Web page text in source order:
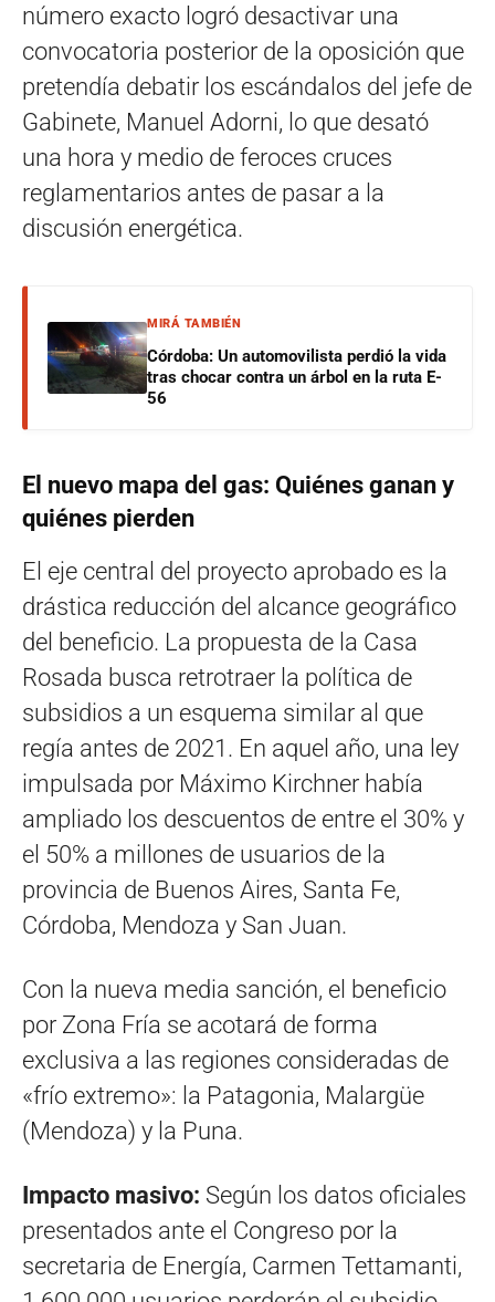
número exacto logró desactivar una
convocatoria posterior de la oposición que
pretendía debatir los escándalos del jefe de
Gabinete, Manuel Adorni, lo que desató
una hora y medio de feroces cruces
reglamentarios antes de pasar a la
discusión energética.
MIRÁ TAMBIÉN
Córdoba: Un automovilista perdió la vida
tras chocar contra un árbol en la ruta E-
56
El nuevo mapa del gas: Quiénes ganan y
quiénes pierden
El eje central del proyecto aprobado es la
drástica reducción del alcance geográfico
del beneficio. La propuesta de la Casa
Rosada busca retrotraer la política de
subsidios a un esquema similar al que
regía antes de 2021. En aquel año, una ley
impulsada por Máximo Kirchner había
ampliado los descuentos de entre el 30% y
el 50% a millones de usuarios de la
provincia de Buenos Aires, Santa Fe,
Córdoba, Mendoza y San Juan.
Con la nueva media sanción, el beneficio
por Zona Fría se acotará de forma
exclusiva a las regiones consideradas de
«frío extremo»: la Patagonia, Malargüe
(Mendoza) y la Puna.
Impacto masivo: Según los datos oficiales
presentados ante el Congreso por la
secretaria de Energía, Carmen Tettamanti,